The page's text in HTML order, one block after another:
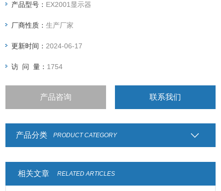
产品型号： EX2001显示器
厂商性质：生产厂家
更新时间： 2024-06-17
访 问 量： 1754
产品咨询 联系我们
产品分类 PRODUCT CATEGORY
相关文章 RELATED ARTICLES